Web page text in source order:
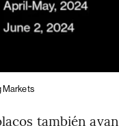
Markets
también